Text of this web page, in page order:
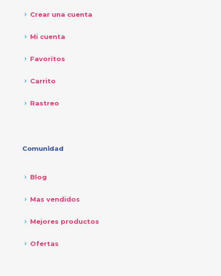
Crear una cuenta
Mi cuenta
Favoritos
Carrito
Rastreo
Comunidad
Blog
Mas vendidos
Mejores productos
Ofertas